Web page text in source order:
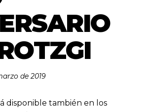
de 2019
disponible también en los